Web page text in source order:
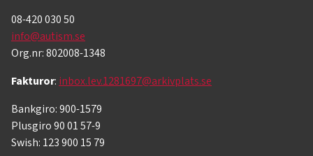
08-420 030 50
info@autism.se
Org.nr: 802008-1348
Fakturor: inbox.lev.1281697@arkivplats.se
Bankgiro: 900-1579
Plusgiro 90 01 57-9
Swish: 123 900 15 79